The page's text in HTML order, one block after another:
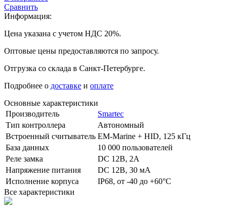
Сравнить
Информация:
Цена указана с учетом НДС 20%.
Оптовые цены предоставляются по запросу.
Отгрузка со склада в Санкт-Петербурге.
Подробнее о доставке и оплате
Основные характеристики
Производитель
Smartec
Тип контроллера
Автономный
Встроенный считыватель EM-Marine + HID, 125 кГц
База данных
10 000 пользователей
Реле замка
DC 12В, 2А
Напряжение питания
DC 12В, 30 мА
Исполнение корпуса
IP68, от -40 до +60°C
Все характеристики